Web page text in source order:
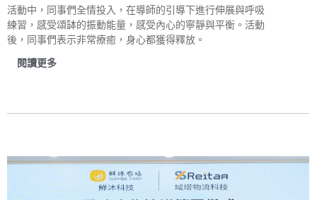
活動中，同事們全情投入，在導師的引導下進行伸展與呼吸
練習，感受頌缽的振動能量，感受內心的寧靜與平衡。活動
後，同事們表示非常療癒，身心都獲得釋放。
閱讀更多